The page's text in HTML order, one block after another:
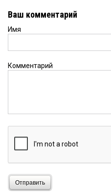
Ваш комментарий
Имя
Комментарий
Отправить